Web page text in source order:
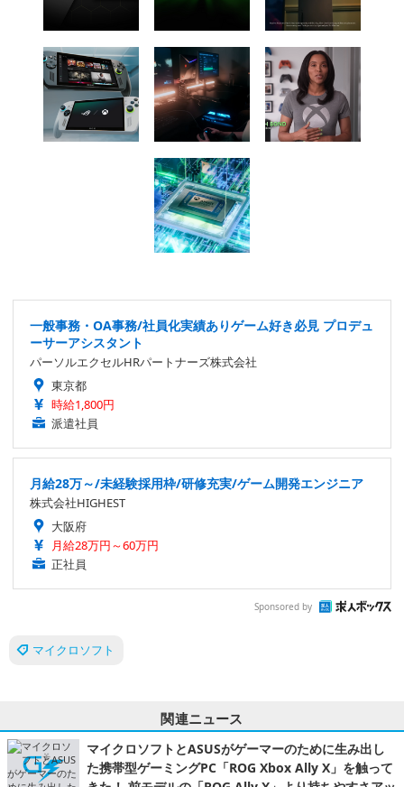
一般事務・OA事務/社員化実績ありゲーム好き必見 プロデュ
ーサーアシスタント
パーソルエクセルHRパートナーズ株式会社
東京都
時給1,800円
派遣社員
月給28万～/未経験採用枠/研修充実/ゲーム開発エンジニア
株式会社HIGHEST
大阪府
月給28万円～60万円
正社員
Sponsored by
マイクロソフト
関連ニュース
マイクロソフトとASUSがゲーマーのために生み出し
た携帯型ゲーミングPC「ROG Xbox Ally X」を触って